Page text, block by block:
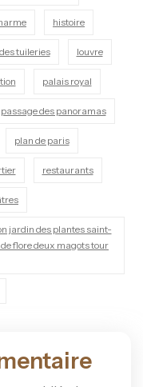
histoire
tuileries louvre
palais royal
passage des panoramas
plan de paris
restaurants
jardin des plantes saint-
flore deux magots tour